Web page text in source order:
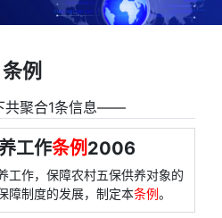
条例
聚合1条信息――
工作条例2006
工作，保障农村五保供养对象的
障制度的发展，制定本条例。